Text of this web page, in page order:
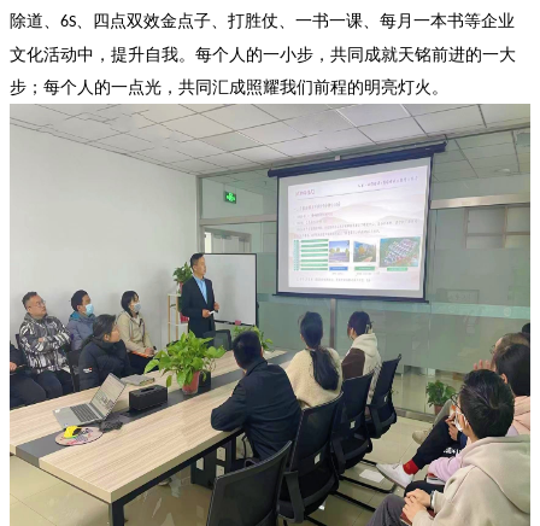
除道、 6S、四点双效金点子、打胜仗、一书一课、每月一本书等企业
文化活动中，提升自我。每个人的一小步，共同成就天铭前进的一大
步；每个人的一点光，共同汇成照耀我们前程的明亮灯火。